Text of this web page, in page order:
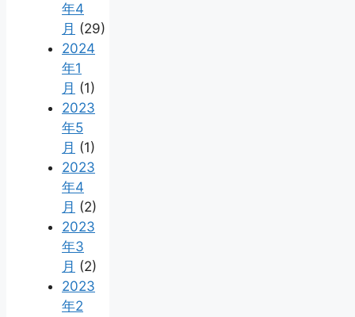
年4
月 (29)
2024
年1
月 (1)
2023
年5
月 (1)
2023
年4
月 (2)
2023
年3
月 (2)
2023
年2